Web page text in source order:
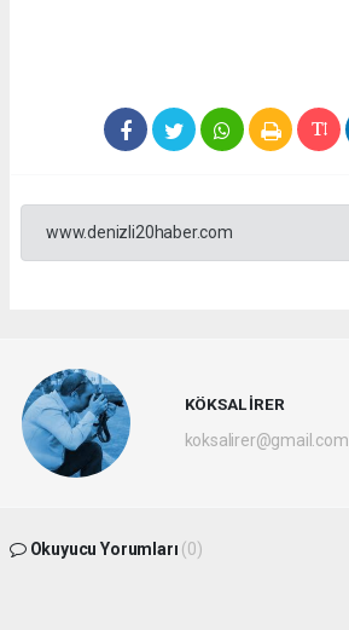
www.denizli20haber.com
KÖKSAL İRER
koksalirer@gmail.com
Okuyucu Yorumları (0)